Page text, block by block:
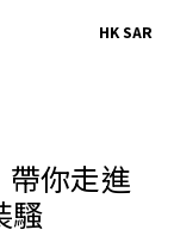
HK SAR
帶你走進
騷